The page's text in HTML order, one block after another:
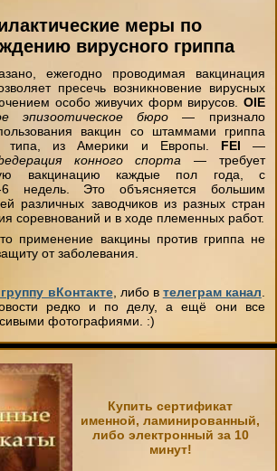
меры по
вирусного гриппа
ежегодно проводимая вакцинация
пресечь возникновение вирусных
особо живучих форм вирусов. OIE
эпизоотическое бюро — признало
вакцин со штаммами гриппа
типа, из Америки и Европы. FEI —
конного спорта — требует
вакцинацию каждые пол года, с
недель. Это объясняется большим
различных заводчиков из разных стран
соревнований и в ходе племенных работ.
применение вакцины против гриппа не
от заболевания.
вКонтакте, либо в телеграм канал
редко и по делу, а ещё они все
фотографиями. :)
Купить сертификат
именной, ламинированный,
либо электронный за 10
минут!